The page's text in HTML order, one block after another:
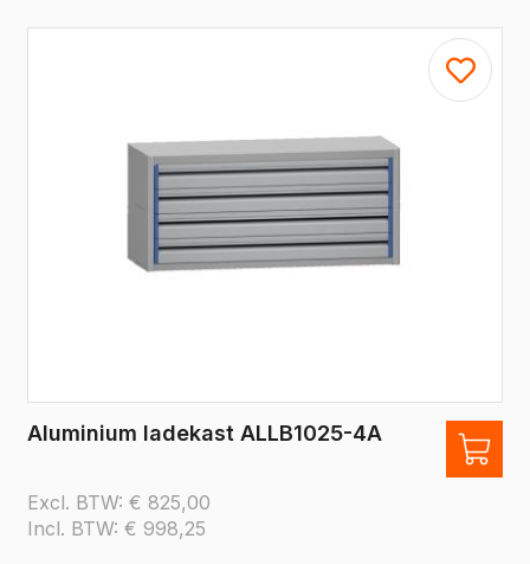
Aluminium ladekast ALLB1025-4A
Excl. BTW: € 825,00
Incl. BTW: € 998,25